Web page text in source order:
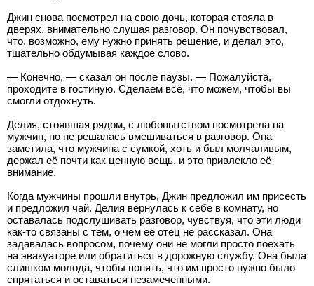
Джин снова посмотрел на свою дочь, которая стояла в
дверях, внимательно слушая разговор. Он почувствовал,
что, возможно, ему нужно принять решение, и делал это,
тщательно обдумывая каждое слово.
— Конечно, — сказал он после паузы. — Пожалуйста,
проходите в гостиную. Сделаем всё, что можем, чтобы вы
смогли отдохнуть.
Делия, стоявшая рядом, с любопытством посмотрела на
мужчин, но не решалась вмешиваться в разговор. Она
заметила, что мужчина с сумкой, хоть и был молчаливым,
держал её почти как ценную вещь, и это привлекло её
внимание.
Когда мужчины прошли внутрь, Джин предложил им присесть
и предложил чай. Делия вернулась к себе в комнату, но
оставалась подслушивать разговор, чувствуя, что эти люди
как-то связаны с тем, о чём её отец не рассказал. Она
задавалась вопросом, почему они не могли просто поехать
на эвакуаторе или обратиться в дорожную службу. Она была
слишком молода, чтобы понять, что им просто нужно было
спрятаться и оставаться незамеченными.